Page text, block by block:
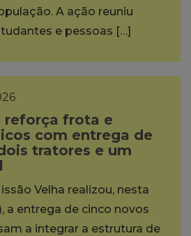
A ação reuniu
e pessoas […]
reforça frota e
com entrega de
tratores e um
Velha realizou, nesta
a entrega de cinco novos
a integrar a estrutura de